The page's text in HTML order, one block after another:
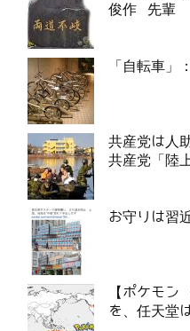
俊作 先輩
「自転車」
共産党は人
共産党「陸
お守りは習
【ポケモン
を、任天堂